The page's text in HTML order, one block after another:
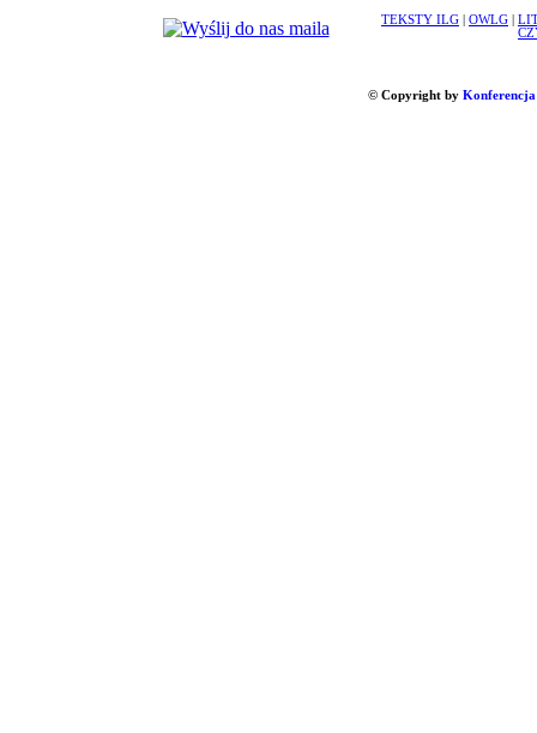
TEKSTY ILG OWLG
© Copyright by Konferencja